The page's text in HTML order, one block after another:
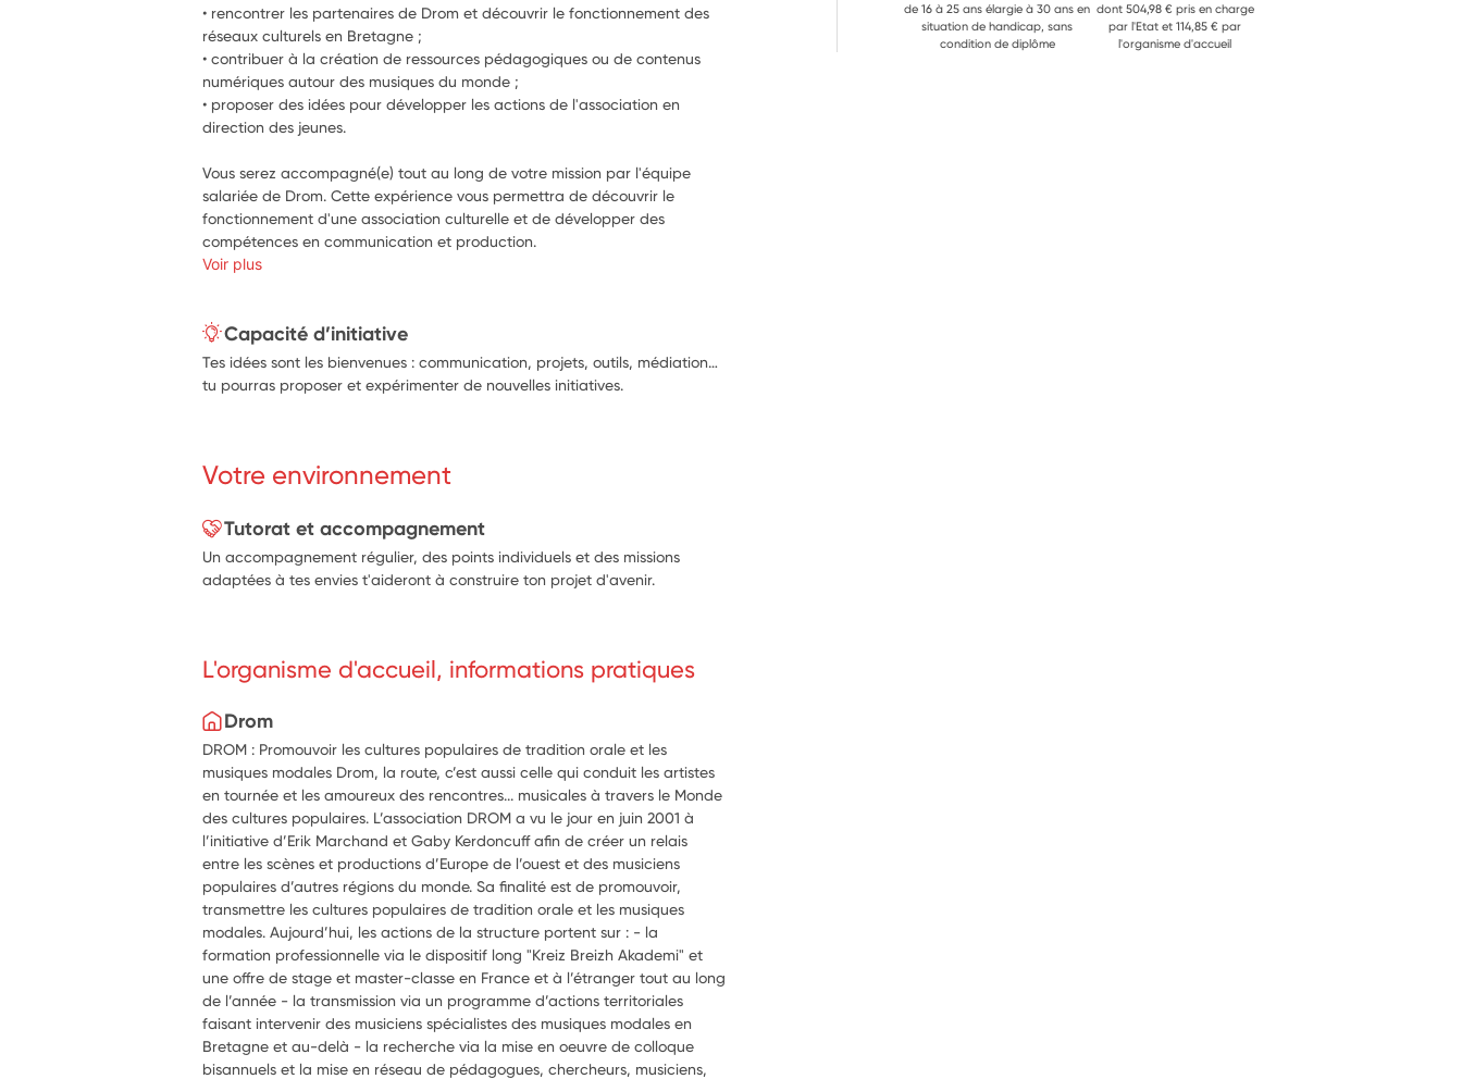
• rencontrer les partenaires de Drom et découvrir le fonctionnement des
réseaux culturels en Bretagne ;
• contribuer à la création de ressources pédagogiques ou de contenus
numériques autour des musiques du monde ;
• proposer des idées pour développer les actions de l'association en
direction des jeunes.
Vous serez accompagné(e) tout au long de votre mission par l'équipe
salariée de Drom. Cette expérience vous permettra de découvrir le
fonctionnement d'une association culturelle et de développer des
compétences en communication et production.
Voir plus
Capacité d’initiative
Tes idées sont les bienvenues : communication, projets, outils, médiation…
tu pourras proposer et expérimenter de nouvelles initiatives.
Votre environnement
Tutorat et accompagnement
Un accompagnement régulier, des points individuels et des missions
adaptées à tes envies t'aideront à construire ton projet d'avenir.
L'organisme d'accueil, informations pratiques
Drom
DROM : Promouvoir les cultures populaires de tradition orale et les
musiques modales Drom, la route, c’est aussi celle qui conduit les artistes
en tournée et les amoureux des rencontres... musicales à travers le Monde
des cultures populaires. L’association DROM a vu le jour en juin 2001 à
l’initiative d’Erik Marchand et Gaby Kerdoncuff afin de créer un relais
entre les scènes et productions d’Europe de l’ouest et des musiciens
populaires d’autres régions du monde. Sa finalité est de promouvoir,
transmettre les cultures populaires de tradition orale et les musiques
modales. Aujourd’hui, les actions de la structure portent sur : - la
formation professionnelle via le dispositif long "Kreiz Breizh Akademi" et
une offre de stage et master-classe en France et à l’étranger tout au long
de l’année - la transmission via un programme d’actions territoriales
faisant intervenir des musiciens spécialistes des musiques modales en
Bretagne et au-delà - la recherche via la mise en oeuvre de colloque
bisannuels et la mise en réseau de pédagogues, chercheurs, musiciens,
de 16 à 25 ans élargie à 30 ans en
situation de handicap, sans
condition de diplôme
dont 504,98 € pris en charge
par l'Etat et 114,85 € par
l'organisme d'accueil